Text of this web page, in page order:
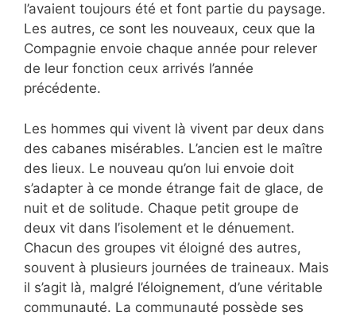
l’avaient toujours été et font partie du paysage.
Les autres, ce sont les nouveaux, ceux que la
Compagnie envoie chaque année pour relever
de leur fonction ceux arrivés l’année
précédente.
Les hommes qui vivent là vivent par deux dans
des cabanes misérables. L’ancien est le maître
des lieux. Le nouveau qu’on lui envoie doit
s’adapter à ce monde étrange fait de glace, de
nuit et de solitude. Chaque petit groupe de
deux vit dans l’isolement et le dénuement.
Chacun des groupes vit éloigné des autres,
souvent à plusieurs journées de traineaux. Mais
il s’agit là, malgré l’éloignement, d’une véritable
communauté. La communauté possède ses